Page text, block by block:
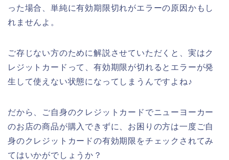
った場合、単純に有効期限切れがエラーの原因かもし
れませんよ。
ご存じない方のために解説させていただくと、実はク
レジットカードって、有効期限が切れるとエラーが発
生して使えない状態になってしまうんですよね♪
だから、ご自身のクレジットカードでニューヨーカー
のお店の商品が購入できずに、お困りの方は一度ご自
身のクレジットカードの有効期限をチェックされてみ
てはいかがでしょうか？